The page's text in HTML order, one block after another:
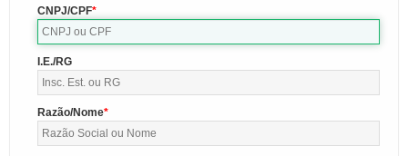
CNPJ/CPF
I.E./RG
Razão/Nome